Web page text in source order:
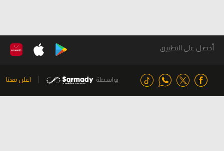
أحصل على التطبيق
بواسطة اعلن معنا